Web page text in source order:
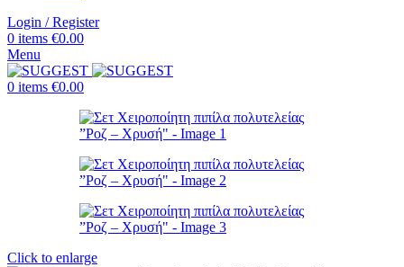
Login / Register
0 items €0.00
Menu
0 items €0.00
Click to enlarge